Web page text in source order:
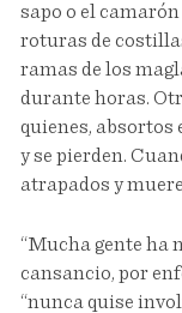
sapo o el
roturas de
ramas de los
durante horas.
quienes, absortos
y se pierden.
atrapados y
“Mucha gente ha
cansancio, por
“nunca quise